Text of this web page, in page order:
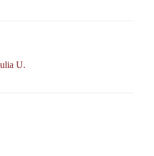
U.